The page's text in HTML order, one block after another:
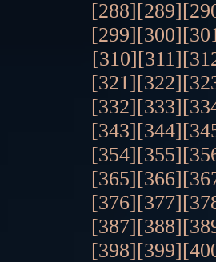
[288][289]
[299][300]
[310][311]
[321][322]
[332][333]
[343][344]
[354][355]
[365][366]
[376][377]
[387][388]
[398][399]